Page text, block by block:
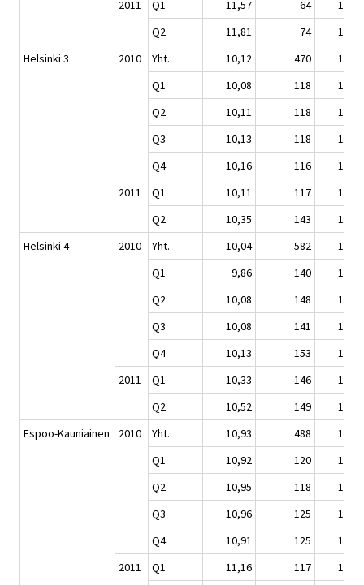
2011 Q1 11,57 64
120,5
Q2
11,81 74
123,0
Helsinki 3
2010 Yht. 10,12 470
121,1
Q1
10,08 118
120,6
Q2
10,11 118
121,0
Q3
10,13 118
121,2
Q4
10,16 116
121,5
2011
Q1 10,11 117
121,0
Q2
10,35 143
123,9
Helsinki 4
2010 Yht. 10,04 582
120,4
Q1
9,86 140
118,3
Q2
10,08 148
120,9
Q3
10,08 141
120,9
Q4
10,13 153
121,5
2011
Q1 10,33 146
123,9
Q2
10,52 149
126,1
Espoo-Kauniainen
2010 Yht. 10,93 488
122,2
Q1
10,92 120
122,0
Q2
10,95 118
122,4
Q3
10,96 125
122,5
Q4
10,91 125
121,9
2011
Q1 11,16 117
124,7